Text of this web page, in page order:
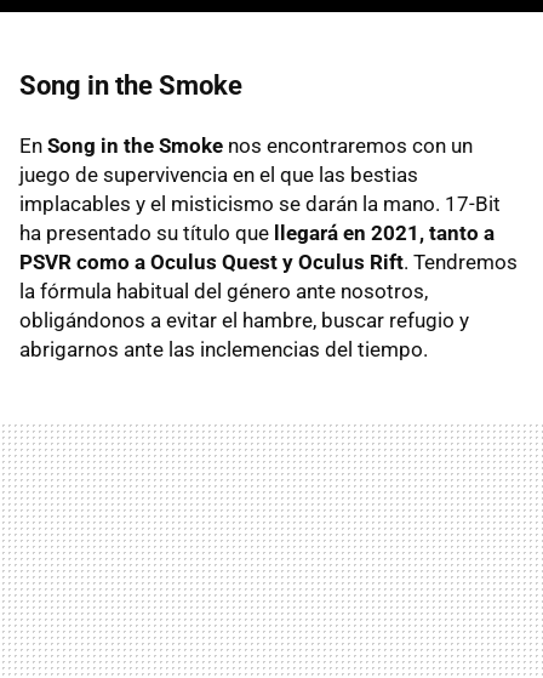
Song in the Smoke
En Song in the Smoke nos encontraremos con un
juego de supervivencia en el que las bestias
implacables y el misticismo se darán la mano. 17-Bit
ha presentado su título que llegará en 2021, tanto a
PSVR como a Oculus Quest y Oculus Rift. Tendremos
la fórmula habitual del género ante nosotros,
obligándonos a evitar el hambre, buscar refugio y
abrigarnos ante las inclemencias del tiempo.